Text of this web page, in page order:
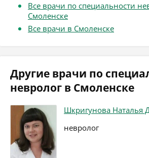
Все врачи по специальности
Смоленске
Все врачи в Смоленске
Другие врачи по
невролог в Смоленске
Шкригунова Наталья
невролог